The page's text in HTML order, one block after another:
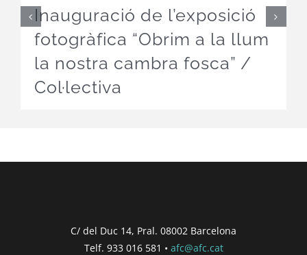
Inauguració de l’exposició
fotogràfica “Obrim a la llum
la nostra cambra fosca” /
Col·lectiva
C/ del Duc 14, Pral. 08002 Barcelona
Telf. 933 016 581 • afc@afc.cat